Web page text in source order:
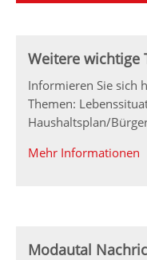
Weitere wichtige
Informieren Sie sich
Themen:
Haushaltsplan/
Mehr Informationen
Modautal